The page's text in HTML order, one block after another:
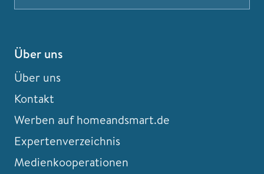
Über uns
Über uns
Kontakt
Werben auf homeandsmart.de
Expertenverzeichnis
Medienkooperationen